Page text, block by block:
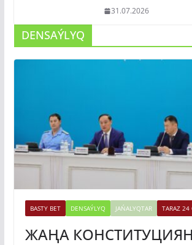
31.07.2026
DENSAÝLYQ
BASTY BET DENSAÝLYQ JAŃALYQTAR TARAZ 24
ЖАҢА